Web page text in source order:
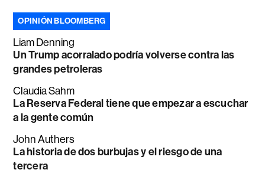
OPINIÓN BLOOMBERG
Liam Denning
Un Trump acorralado podría volverse contra las
grandes petroleras
Claudia Sahm
La Reserva Federal tiene que empezar a escuchar
a la gente común
John Authers
La historia de dos burbujas y el riesgo de una
tercera